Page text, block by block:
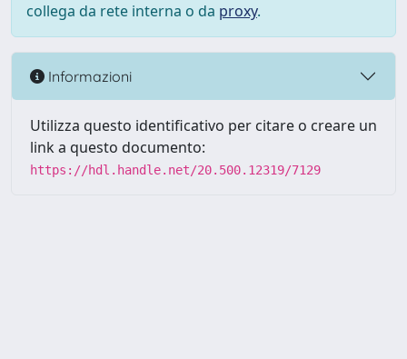
collega da rete interna o da proxy.
Informazioni
Utilizza questo identificativo per citare o creare un
link a questo documento:
https://hdl.handle.net/20.500.12319/7129